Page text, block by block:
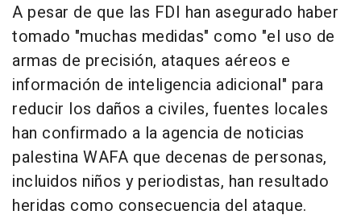
A pesar de que las FDI han asegurado haber
tomado "muchas medidas" como "el uso de
armas de precisión, ataques aéreos e
información de inteligencia adicional" para
reducir los daños a civiles, fuentes locales
han confirmado a la agencia de noticias
palestina WAFA que decenas de personas,
incluidos niños y periodistas, han resultado
heridas como consecuencia del ataque.